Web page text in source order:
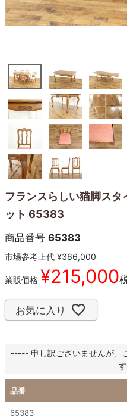
フランスらしい猫脚ス
ット 65383
商品番号 65383
市場参考上代 ¥366,000
業販価格 ¥215,000
お気に入り
----- 申し訳ございませんが、
品番
65383